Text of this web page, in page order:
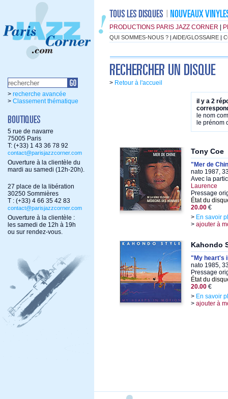
PRODUCTIONS PARIS JAZZ CORNER
QUI SOMMES-NOUS ? | AIDE/GLOSSAIRE |
> recherche avancée
> Classement thématique
5 rue de navarre
75005 Paris
T: (+33) 1 43 36 78 92
contact@parisjazzcorner.com
Ouverture à la clientèle du
mardi au samedi (12h-20h).
27 place de la libération
30250 Sommières
T : (+33) 4 66 35 42 83
contact@parisjazzcorner.com
Ouverture à la clientèle :
les samedi de 12h à 19h
ou sur rendez-vous.
> Retour à l'accueil
il y a 2
le nom
le prénom
Tony Coe
"Mer de
nato 1987,
Avec la
Laurence
Pressage
État du
20.00 €
> En savoir
> ajouter à
Kahondo
"My heart's
nato 1985,
Pressage
État du
20.00 €
> En savoir
> ajouter à